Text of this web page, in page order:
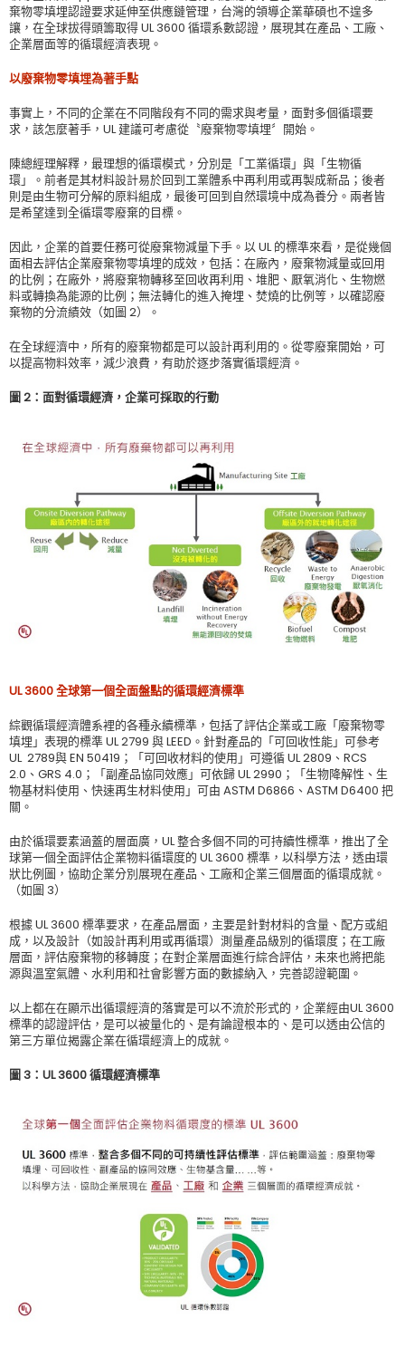
棄物零填埋認證要求延伸至供應鏈管理，台灣的領導企業華碩也不遑多
讓，在全球拔得頭籌取得 UL 3600 循環系數認證，展現其在產品、工廠、
企業層面等的循環經濟表現。
以廢棄物零填埋為著手點
事實上，不同的企業在不同階段有不同的需求與考量，面對多個循環要
求，該怎麼著手，UL 建議可考慮從〝廢棄物零填埋〞開始。
陳總經理解釋，最理想的循環模式，分別是「工業循環」與「生物循
環」。前者是其材料設計易於回到工業體系中再利用或再製成新品；後者
則是由生物可分解的原料組成，最後可回到自然環境中成為養分。兩者皆
是希望達到全循環零廢棄的目標。
因此，企業的首要任務可從廢棄物減量下手。以 UL 的標準來看，是從幾個
面相去評估企業廢棄物零填埋的成效，包括：在廠內，廢棄物減量或回用
的比例；在廠外，將廢棄物轉移至回收再利用、堆肥、厭氧消化、生物燃
料或轉換為能源的比例；無法轉化的進入掩埋、焚燒的比例等，以確認廢
棄物的分流績效（如圖 2）。
在全球經濟中，所有的廢棄物都是可以設計再利用的。從零廢棄開始，可
以提高物料效率，減少浪費，有助於逐步落實循環經濟。
圖 2：面對循環經濟，企業可採取的行動
UL 3600全球第一個全面盤點的循環經濟標準
綜觀循環經濟體系裡的各種永續標準，包括了評估企業或工廠「廢棄物零
填埋」表現的標準 UL 2799 與 LEED。針對產品的「可回收性能」可參考
UL 2789與 EN 50419；「可回收材料的使用」可遵循 UL 2809、RCS
2.0、GRS 4.0；「副產品協同效應」可依歸 UL 2990；「生物降解性、生
物基材料使用、快速再生材料使用」可由 ASTM D6866、ASTM D6400 把
關。
由於循環要素涵蓋的層面廣，UL 整合多個不同的可持續性標準，推出了全
球第一個全面評估企業物料循環度的 UL 3600 標準，以科學方法，透由環
狀比例圖，協助企業分別展現在產品、工廠和企業三個層面的循環成就。
（如圖 3）
根據 UL 3600 標準要求，在產品層面，主要是針對材料的含量、配方或組
成，以及設計（如設計再利用或再循環）測量產品級別的循環度；在工廠
層面，評估廢棄物的移轉度；在對企業層面進行綜合評估，未來也將把能
源與溫室氣體、水利用和社會影響方面的數據納入，完善認證範圍。
以上都在在顯示出循環經濟的落實是可以不流於形式的，企業經由UL 3600
標準的認證評估，是可以被量化的、是有論證根本的、是可以透由公信的
第三方單位揭露企業在循環經濟上的成就。
圖 3：UL 3600 循環經濟標準